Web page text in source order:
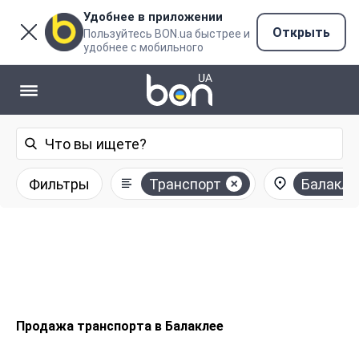
Удобнее в приложении
Пользуйтесь BON.ua быстрее и
удобнее с мобильного
Открыть
Фильтры Транспорт
Продажа транспорта в Балаклее